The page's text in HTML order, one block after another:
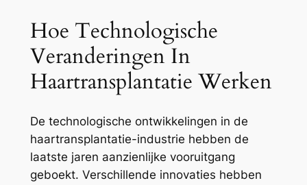
Hoe Technologische
Veranderingen In
Haartransplantatie Werken
De technologische ontwikkelingen in de
haartransplantatie-industrie hebben de
laatste jaren aanzienlijke vooruitgang
geboekt. Verschillende innovaties hebben